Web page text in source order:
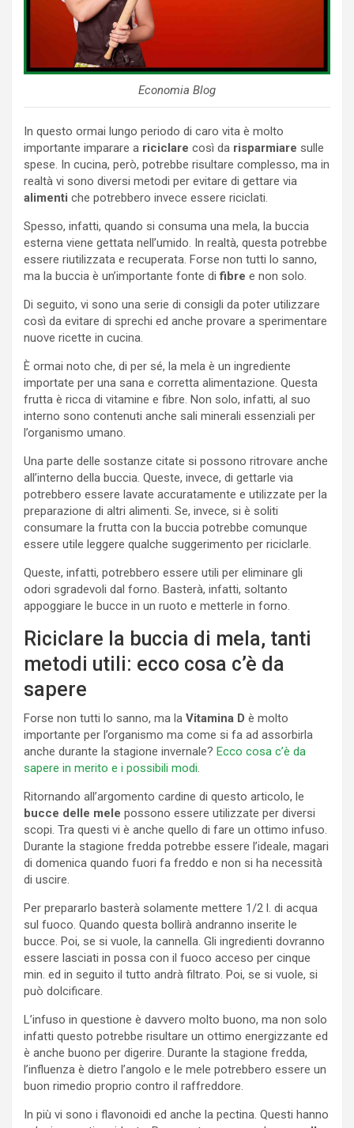
Economia Blog
In questo ormai lungo periodo di caro vita è molto
importante imparare a riciclare così da risparmiare sulle
spese. In cucina, però, potrebbe risultare complesso, ma in
realtà vi sono diversi metodi per evitare di gettare via
alimenti che potrebbero invece essere riciclati.
Spesso, infatti, quando si consuma una mela, la buccia
esterna viene gettata nell’umido. In realtà, questa potrebbe
essere riutilizzata e recuperata. Forse non tutti lo sanno,
ma la buccia è un’importante fonte difibre e non solo.
Di seguito, vi sono una serie di consigli da poter utilizzare
così da evitare di sprechi ed anche provare a sperimentare
nuove ricette in cucina.
È ormai noto che, di per sé, la mela è un ingrediente
importate per una sana e corretta alimentazione. Questa
frutta è ricca di vitamine e fibre. Non solo, infatti, al suo
interno sono contenuti anche sali minerali essenziali per
l’organismo umano.
Una parte delle sostanze citate si possono ritrovare anche
all’interno della buccia. Queste, invece, di gettarle via
potrebbero essere lavate accuratamente e utilizzate per la
preparazione di altri alimenti. Se, invece, si è soliti
consumare la frutta con la buccia potrebbe comunque
essere utile leggere qualche suggerimento per riciclarle.
Queste, infatti, potrebbero essere utili per eliminare gli
odori sgradevoli dal forno. Basterà, infatti, soltanto
appoggiare le bucce in un ruoto e metterle in forno.
Riciclare la buccia di mela, tanti
metodi utili: ecco cosa c’è da
sapere
Forse non tutti lo sanno, ma la Vitamina D è molto
importante per l’organismo ma come si fa ad assorbirla
anche durante la stagione invernale? Ecco cosa c’è da
sapere in merito e i possibili modi
Ritornando all’argomento cardine di questo articolo, le
bucce delle mele possono essere utilizzate per diversi
scopi. Tra questi vi è anche quello di fare un ottimo infuso.
Durante la stagione fredda potrebbe essere l’ideale, magari
di domenica quando fuori fa freddo e non si ha necessità
di uscire.
Per prepararlo basterà solamente mettere 1/2 l. di acqua
sul fuoco. Quando questa bollirà andranno inserite le
bucce. Poi, se si vuole, la cannella. Gli ingredienti dovranno
essere lasciati in possa con il fuoco acceso per cinque
min. ed in seguito il tutto andrà filtrato. Poi, se si vuole, si
può dolcificare.
L’infuso in questione è davvero molto buono, ma non solo
infatti questo potrebbe risultare un ottimo energizzante ed
è anche buono per digerire. Durante la stagione fredda,
l’influenza è dietro l’angolo e le mele potrebbero essere un
buon rimedio proprio contro il raffreddore.
In più vi sono i flavonoidi ed anche la pectina. Questi hanno